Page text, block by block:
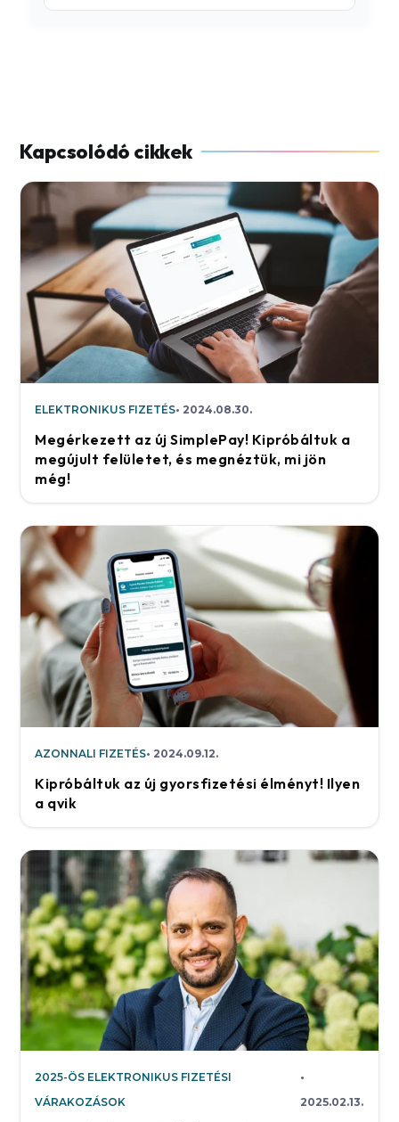
ELEKTRONIKUS FIZETÉS 2024.08.30.
Megérkezett az új SimplePay! Kipróbáltuk a
megújult felületet, és megnéztük, mi jön
még!
AZONNALI FIZETÉS 2024.09.12.
Kipróbáltuk az új gyorsfizetési élményt! Ilyen
a qvik
2025-ÖS ELEKTRONIKUS FIZETÉSI
VÁRAKOZÁSOK
2025.02.13.